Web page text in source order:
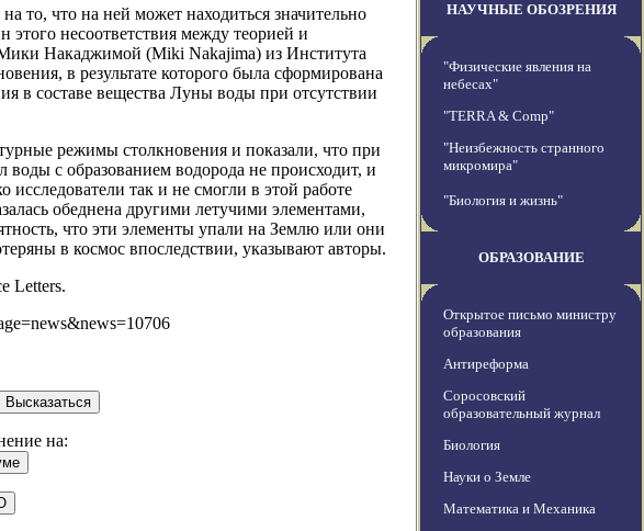
то, что на ней может находиться значительно
несоответствия между теорией и
Накаджимой (Miki Nakajima) из Института
в результате которого была сформирована
в составе вещества Луны воды при отсутствии
режимы столкновения и показали, что при
воды с образованием водорода не происходит, и
так и не смогли в этой работе
обеднена другими летучими элементами,
что эти элементы упали на Землю или они
в космос впоследствии, указывают авторы.
Letters.
на:
НАУЧНЫЕ ОБОЗРЕНИЯ
"Физические явления на
небесах"
"TERRA & Comp"
"Неизбежность странного
микромира"
"Биология и жизнь"
ОБРАЗОВАНИЕ
Открытое письмо министру
образования
Антиреформа
Соросовский
образовательный журнал
Биология
Науки о Земле
Математика и Механика